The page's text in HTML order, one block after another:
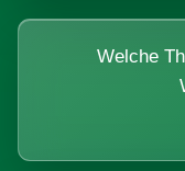
Welche